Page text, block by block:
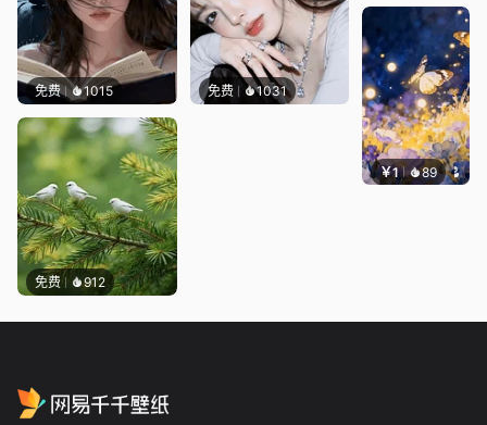
免费 1015 免费 1031
免费 912
￥1 89 叮叮